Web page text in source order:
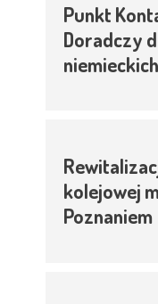
Punkt
Doradczy
kolejowej
Poznaniem